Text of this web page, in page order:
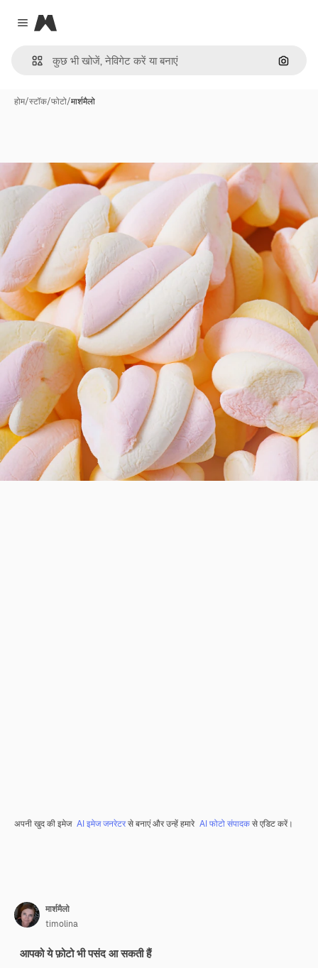
Close menu
Magnific
इमेज से
होम/स्टॉक/फोटो/मार्शमैलो
अपनी खुद की इमेज AI इमेज जनरेटरसे बनाएं और उन्हें हमारे AI फोटो संपादकसे एडिट करें।
मार्शमैलो
timolina
आपको ये फ़ोटो भी पसंद आ सकती हैं